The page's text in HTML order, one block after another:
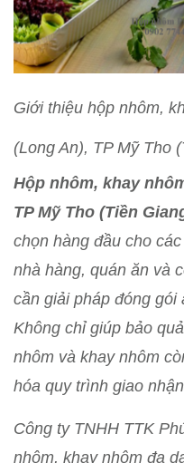
Giới thiệu hộp nhôm,
(Long An), TP Mỹ Tho
Hộp nhôm, khay
TP Mỹ Tho (Tiền
chọn hàng đầu cho
nhà hàng, quán ăn và
cần giải pháp đóng gói
Không chỉ giúp bảo
nhôm và khay nhôm
hóa quy trình giao
Công ty TNHH TTK
nhôm, khay nhôm đa